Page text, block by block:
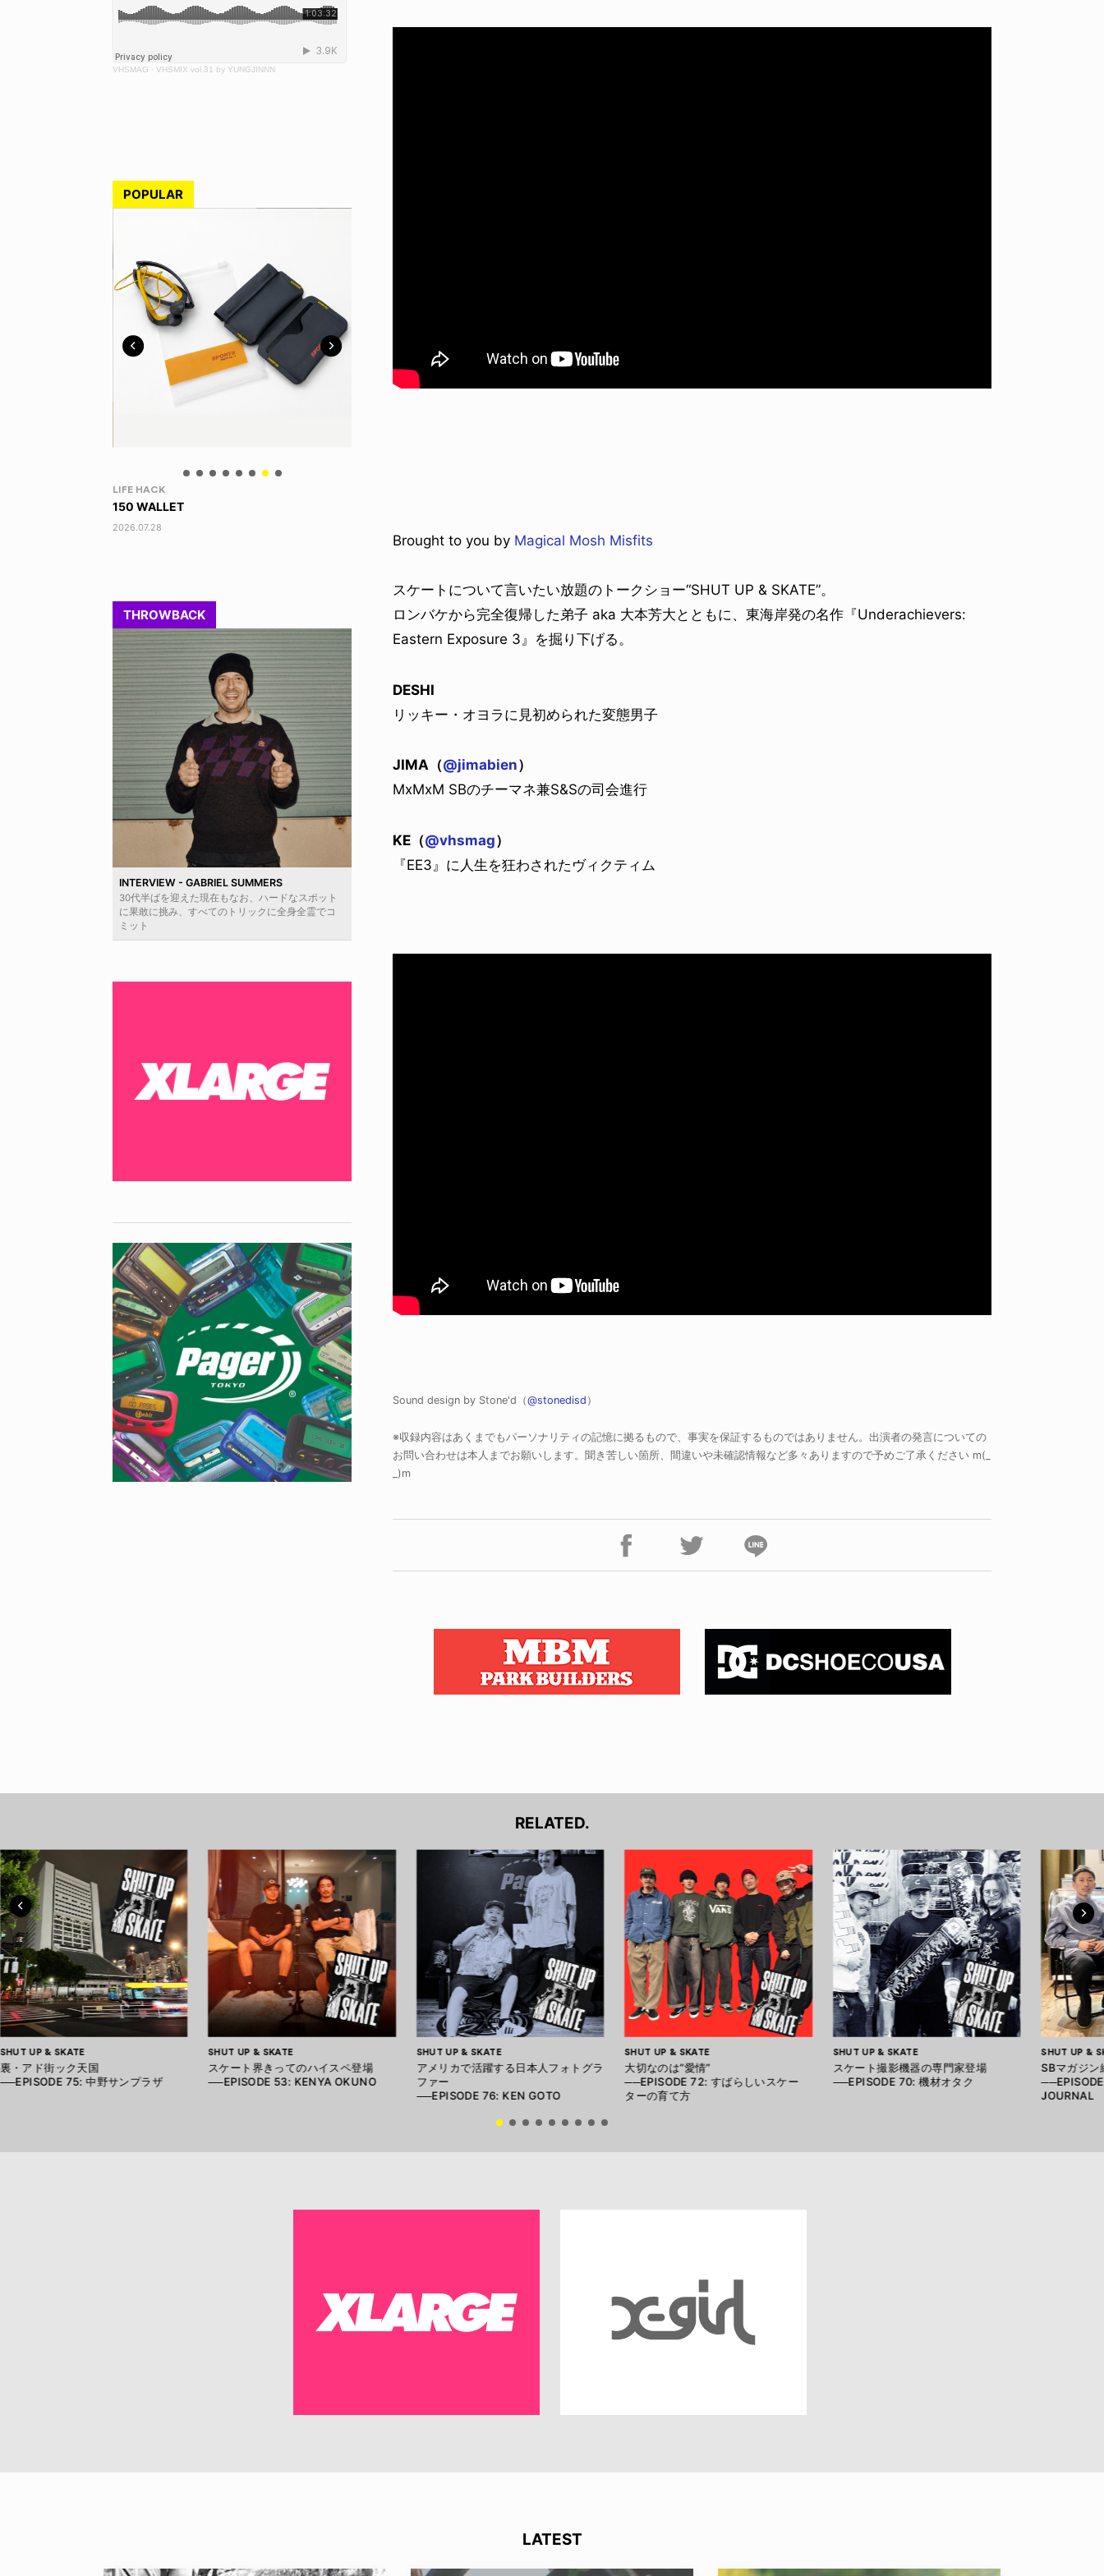
VHSMAG · VHSMIX vol.31 by YUNGJINNN
POPULAR
NEWS
HAGEBA BOYS 2026
2026.07.31
THROWBACK
INTERVIEW - GABRIEL SUMMERS
30代半ばを迎えた現在もなお、ハードなスポット
に果敢に挑み、すべてのトリックに全身全霊でコ
ミット
Brought to you by Magical Mosh Misfits
スケートについて言いたい放題のトークショー“SHUT UP & SKATE”。
ロンバケから完全復帰した弟子 aka 大本芳大とともに、東海岸発の名作『Underachievers:
Eastern Exposure 3』を掘り下げる。
DESHI
リッキー・オヨラに見初められた変態男子
JIMA（@jimabien）
MxMxM SBのチーマネ兼S&Sの司会進行
KE（@vhsmag）
『EE3』に人生を狂わされたヴィクティム
Sound design by Stone'd（@stonedisd ）
※収録内容はあくまでもパーソナリティの記憶に拠るもので、事実を保証するものではありません。出演者の発言についての
お問い合わせは本人までお願いします。聞き苦しい箇所、間違いや未確認情報など多々ありますので予めご了承ください m(_
_)m
RELATED.
SHUT UP & SKATE
裏・アド街ック天国
──EPISODE 75: 中野サンプラザ
SHUT UP & SKATE
スケート界きってのハイスペ登場
──EPISODE 53: KENYA OKUNO
SHUT UP & SKATE
アメリカで活躍する日本人フォトグラ
ファー
──EPISODE 76: KEN GOTO
SHUT UP & SKATE
大切なのは“愛情”
──EPISODE 72: すばらしいスケー
ターの育て方
SHUT UP & SKATE
スケート撮影機器の専門家登場
──EPISODE 70: 機材オタク
SHUT UP &
SBマガジン
JOURNAL
LATEST